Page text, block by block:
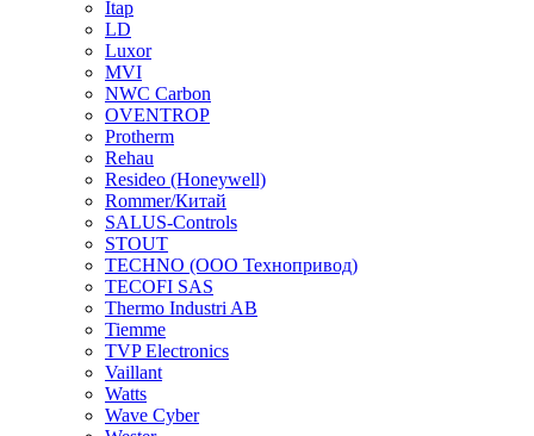
Itap
LD
Luxor
MVI
NWC Carbon
OVENTROP
Protherm
Rehau
Resideo (Honeywell)
Rommer/Китай
SALUS-Controls
STOUT
TECHNO (ООО Технопривод)
TECOFI SAS
Thermo Industri AB
Tiemme
TVP Electronics
Vaillant
Watts
Wave Cyber